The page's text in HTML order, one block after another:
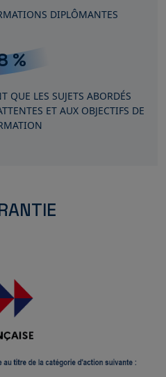
DIPLÔMANTES
%
QUE LES SUJETS ABORDÉS
ET AUX OBJECTIFS DE